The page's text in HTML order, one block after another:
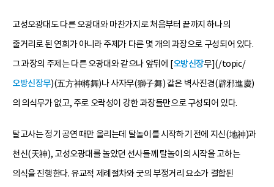
고성오광대도 다른 오광대와 마찬가지로 처음부터 끝까지 하나의
줄거리로 된 연희가 아니라 주제가 다른 몇 개의 과장으로 구성되어 있다.
그 과장의 주제는 다른 오광대와 같으나 앞뒤에 [오방신장무](/topic/
오방신장무)(五方神將舞)나 사자무(獅子舞) 같은 벽사진경(辟邪進慶)
의 의식무가 없고, 주로 오락성이 강한 과장들만으로 구성되어 있다.
탈고사는 정기 공연 때만 올리는데 탈놀이를 시작하기 전에 지신(地神)과
천신(天神), 고성오광대를 놀았던 선사들께 탈놀이의 시작을 고하는
의식을 진행한다. 유교적 제례절차와 굿의 부정거리 요소가 결합된